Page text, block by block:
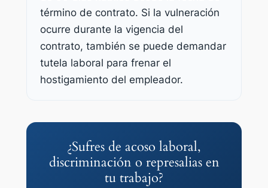
término de contrato. Si la vulneración
ocurre durante la vigencia del
contrato, también se puede demandar
tutela laboral para frenar el
hostigamiento del empleador.
¿Sufres de acoso laboral,
discriminación o represalias en
tu trabajo?